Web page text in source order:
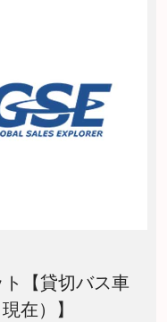
【貸切バス車
在）】